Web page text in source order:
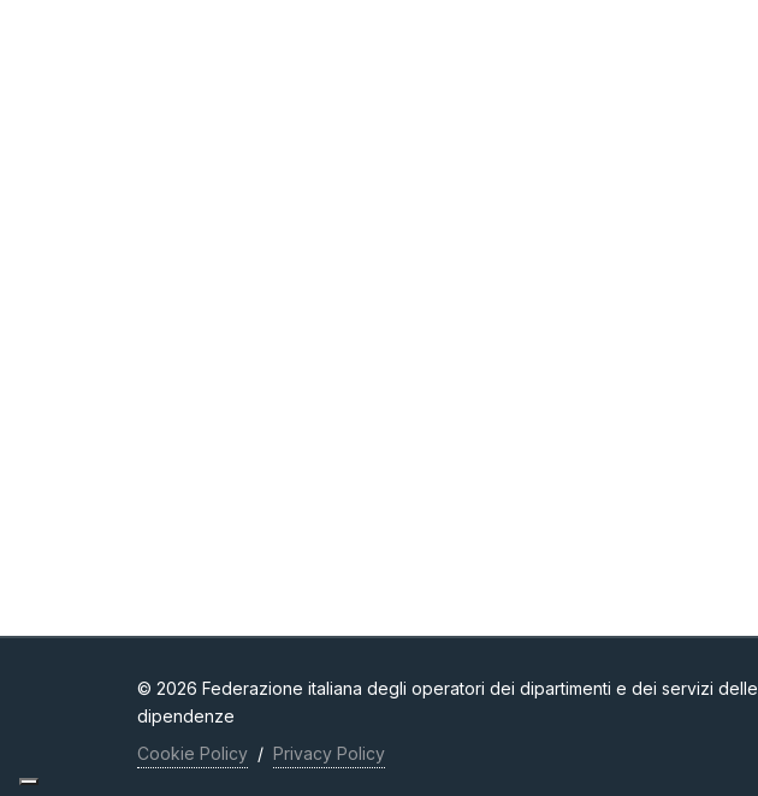
© 2026 Federazione italiana degli operatori dei dipartimenti e dei servizi delle
dipendenze
Cookie Policy / Privacy Policy